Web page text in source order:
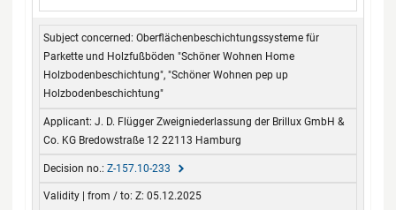
Oberflächenbeschichtungssysteme für
Parkette und Holzfußböden "Schöner Wohnen Home
Holzbodenbeschichtung", "Schöner Wohnen pep up
Holzbodenbeschichtung"
J. D. Flügger Zweigniederlassung der Brillux GmbH &
Co. KG Bredowstraße 12 22113 Hamburg
Z-157.10-233
Z: 05.12.2025